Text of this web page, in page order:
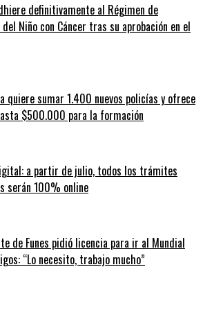
definitivamente al Régimen de
Niño con Cáncer tras su aprobación en el
quiere sumar 1.400 nuevos policías y ofrece
$500.000 para la formación
a partir de julio, todos los trámites
serán 100% online
de Funes pidió licencia para ir al Mundial
“Lo necesito, trabajo mucho”